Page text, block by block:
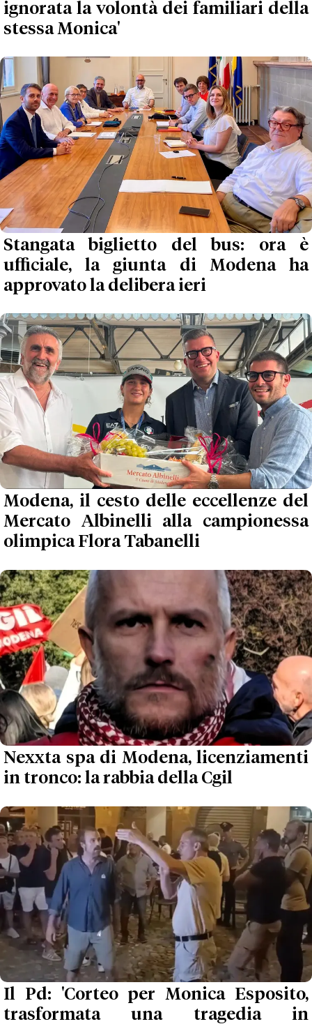
ignorata la volontà dei familiari della
stessa Monica'
Stangata biglietto del bus: ora è
ufficiale, la giunta di Modena ha
approvato la delibera ieri
Modena, il cesto delle eccellenze del
Mercato Albinelli alla campionessa
olimpica Flora Tabanelli
Nexxta spa di Modena, licenziamenti
in tronco: la rabbia della Cgil
Il Pd: 'Corteo per Monica Esposito,
trasformata una tragedia in